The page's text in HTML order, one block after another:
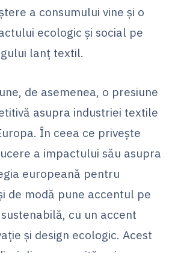
a consumului vine și o
ecologic și social pe
lanț textil.
de asemenea, o presiune
asupra industriei textile
În ceea ce privește
a impactului său asupra
europeană pentru
de modă pune accentul pe
cu un accent
și design ecologic. Acest